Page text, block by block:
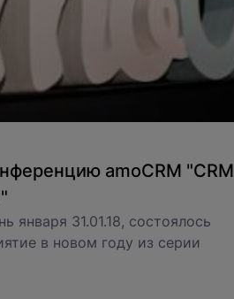
amoCRM "CRM
января 31.01.18, состоялось
в новом году из серии